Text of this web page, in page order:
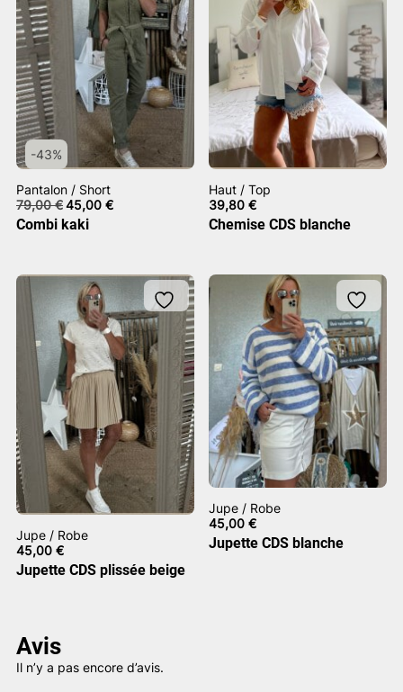
-43%
Pantalon / Short
79,00€Le
prix
initial
45,00 €Le
Combi kaki
Haut / Top
39,80€
Chemise CDS blanche
Jupe / Robe
45,00 €
Jupette CDS plissée beige
Jupe / Robe
45,00€
Jupette CDS blanche
Avis
Il n’y a pas encore d’avis.